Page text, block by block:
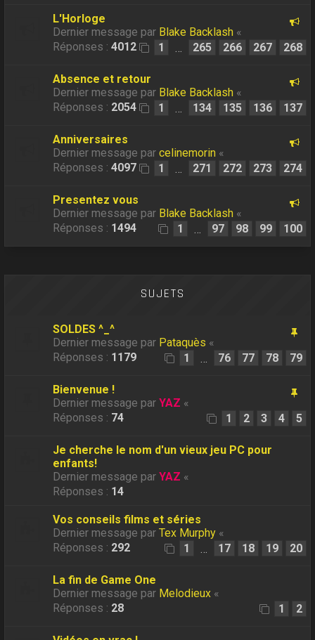
L'Horloge
Dernier message par Blake Backlash «
Réponses :4012 1 … 265 266 267 268
Absence et retour
Dernier message par Blake Backlash «
Réponses : 2054 1 … 134 135 136 137
Anniversaires
Dernier message parcelinemorin «
Réponses :4097 1 … 271 272 273 274
Presentez vous
Dernier message par Blake Backlash «
Réponses : 1494 1 … 97 98 99 100
SUJETS
SOLDES ^_^
Dernier message par Pataquès «
Réponses : 1179 1 … 76 77 78 79
Bienvenue !
Dernier message parYAZ «
Réponses : 74 1 2 3 4 5
Je cherche le nom d'un vieux jeu PC pour
enfants!
Dernier message parYAZ «
Réponses : 14
Vos conseils films et séries
Dernier message parTex Murphy «
Réponses : 292 1 … 17 18 19 20
La fin de Game One
Dernier message par Melodieux «
Réponses : 28 1 2